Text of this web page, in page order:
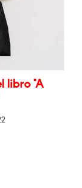
libro "A